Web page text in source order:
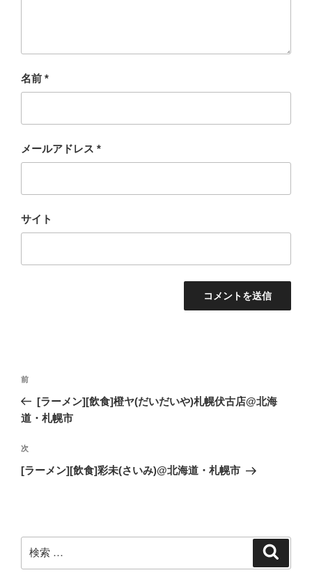
名前 *
メールアドレス *
サイト
投
ナ
ゲ
ー
過
去
の
稿
前
[ラーメン][飲食]橙ヤ(だいだいや)札幌伏古店@北海
道・札幌市
次
の
次
[ラーメン][飲食]彩未(さいみ)@北海道・札幌市
検
索: